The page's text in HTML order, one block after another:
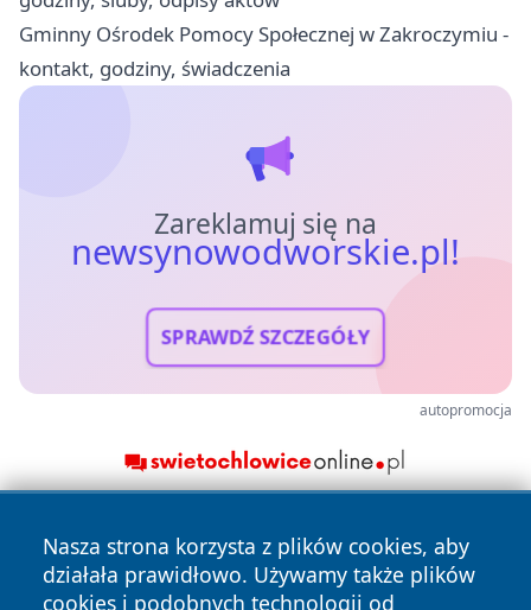
Gminny Ośrodek Pomocy Społecznej w Zakroczymiu -
kontakt, godziny, świadczenia
Zareklamuj się na
newsynowodworskie.pl!
SPRAWDŹ SZCZEGÓŁY
autopromocja
Nasza strona korzysta z plików cookies, aby
działała prawidłowo. Używamy także plików
cookies i podobnych technologii od